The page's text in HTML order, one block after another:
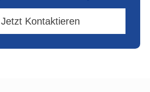
Jetzt Kontaktieren